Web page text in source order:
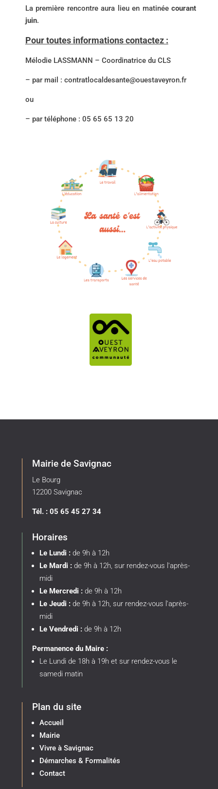
La première rencontre aura lieu en matinéecourant
juin.
Pour toutes informations contactez :
Mélodie LASSMANN – Coordinatrice du CLS
– par mail : contratlocaldesante@ouestaveyron.fr
ou
– par téléphone : 05 65 65 13 20
Mairie de Savignac
Le Bourg
12200 Savignac
Tél. : 05 65 45 27 34
Horaires
Le Lundi :de 9h à 12h
Le Mardi :de 9h à 12h, sur rendez-vous l'après-
midi
Le Mercredi :de 9h à 12h
Le Jeudi :de 9h à 12h, sur rendez-vous l'après-
midi
Le Vendredi :de 9h à 12h
Permanence du Maire :
Le Lundi de 18h à 19h et sur rendez-vous le
samedi matin
Plan du site
Accueil
Mairie
Vivre à Savignac
Démarches & Formalités
Contact